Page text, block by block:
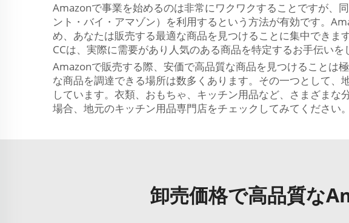
Amazonで事業を始めるのは非常にワクワクすることですが、
ント・バイ・アマゾン）を利用するという方法が有効です。
め、あなたは販売する最適な商品を見つけることに集中できま
CCは、実際に需要があり人気のある商品を特定するお手伝い
Amazonで販売する際、安価で高品質な商品を見つけることは
な商品を調達できる場所は数多くあります。その一つとして
しています。衣類、おもちゃ、キッチン用品など、さまざま
場合、地元のキッチン用品専門店をチェックしてみてください
卸売価格で高品質な